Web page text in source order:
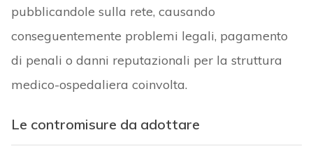
pubblicandole sulla rete, causando
conseguentemente problemi legali, pagamento
di penali o danni reputazionali per la struttura
medico-ospedaliera coinvolta.
Le contromisure da adottare